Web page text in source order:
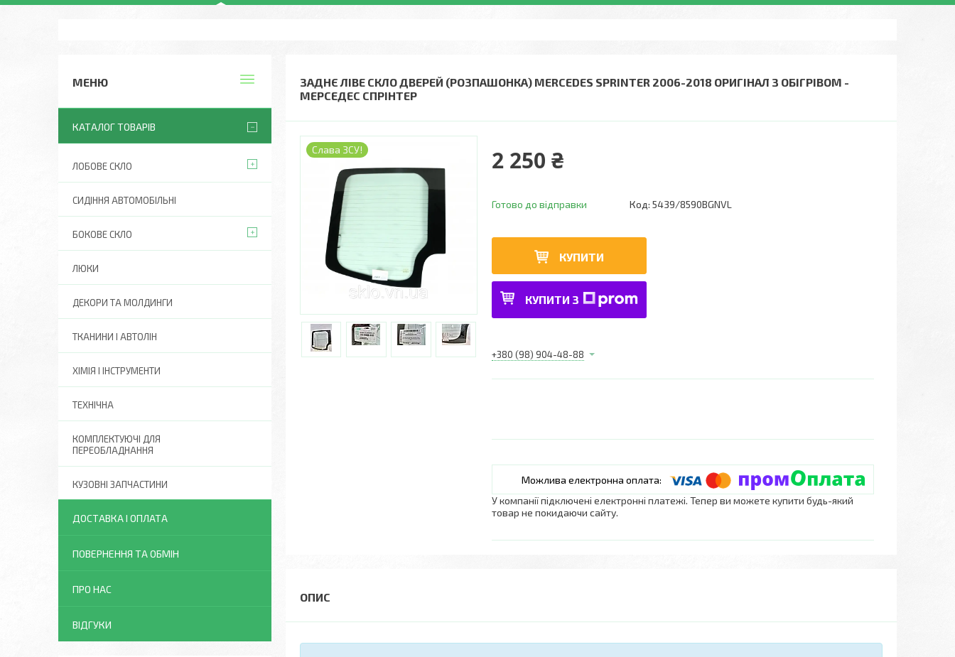
ЗАДНЄ ЛІВЕ СКЛО ДВЕРЕЙ (РОЗПАШОНКА) MERCEDES SPRINTER 2006-2018 ОРИГІНАЛ З ОБІГРІВОМ -
МЕРСЕДЕС СПРІНТЕР
Слава ЗСУ! 2 250 ₴
Готово до відправки Код: 5439/8590BGNVL
КУПИТИ
КУПИТИ З
+380 (98) 904-48-88
У компанії підключені електронні платежі. Тепер ви можете купити будь-який
товар не покидаючи сайту.
КАТАЛОГ ТОВАРІВ
ЛОБОВЕ СКЛО
СИДІННЯ АВТОМОБІЛЬНІ
БОКОВЕ СКЛО
ЛЮКИ
ДЕКОРИ ТА МОЛДИНГИ
ТКАНИНИ І АВТОЛІН
ХІМІЯ І ІНСТРУМЕНТИ
ТЕХНІЧНА
КОМПЛЕКТУЮЧІ ДЛЯ
ПЕРЕОБЛАДНАННЯ
КУЗОВНІ ЗАПЧАСТИНИ
ДОСТАВКА І ОПЛАТА
ПОВЕРНЕННЯ ТА ОБМІН
ПРО НАС
ВІДГУКИ